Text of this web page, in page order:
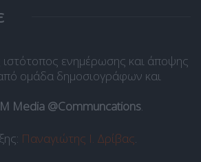
ιστότοπος ενημέρωσης και άποψης
ομάδα δημοσιογράφων και
Media @Communcations.
Παναγιώτης Ι. Δρίβας.